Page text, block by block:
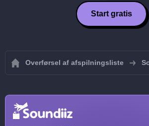
Start gratis
Overførsel af afspilningsliste